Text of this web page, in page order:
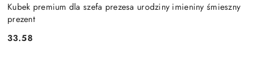
Kubek premium dla szefa prezesa urodziny imieniny śmieszny
prezent
Cena:
33.58